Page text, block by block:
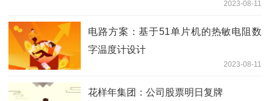
2023-08-11
电路方案：基于51单片机的热敏电阻数
字温度计设计
2023-08-11
花样年集团：公司股票明日复牌